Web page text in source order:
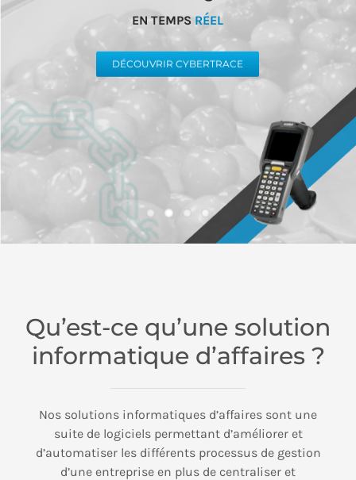
Qu’est-ce qu’une solution
informatique d’affaires ?
Nos solutions informatiques d’affaires sont une
suite de logiciels permettant d’améliorer et
d’automatiser les différents processus de gestion
d’une entreprise en plus de centraliser et